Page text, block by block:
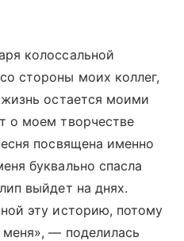
колоссальной
стороны моих коллег,
остается моими
о моем творчестве
посвящена именно
буквально спасла
выйдет на днях.
эту историю, потому
— поделилась